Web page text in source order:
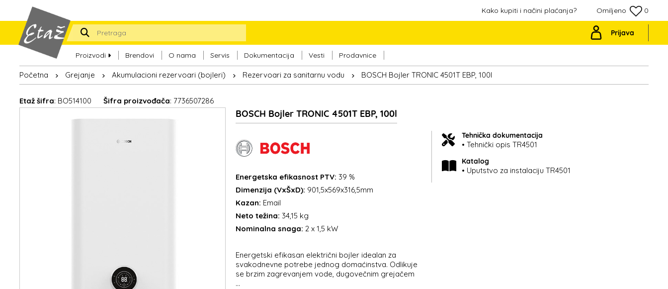
Omiljeno 0
Kako kupiti i načini plaćanja?
Prijava
Proizvodi Brendovi O nama Servis Dokumentacija Vesti Prodavnice
Početna Grejanje Akumulacioni rezervoari (bojleri) Rezervoari za sanitarnu vodu BOSCH Bojler TRONIC 4501T EBP, 100l
Etaž šifra: BO514100 Šifra proizvođača: 7736507286
BOSCH Bojler TRONIC 4501T EBP, 100l
Energetska efikasnost PTV: 39 %
Dimenzija (VxŠxD): 901,5x569x316,5mm
Kazan: Email
Neto težina: 34,15 kg
Nominalna snaga: 2 x 1,5 kW
Energetski efikasan električni bojler idealan za
svakodnevne potrebe jednog domaćinstva. Odlikuje
se brzim zagrevanjem vode, dugovečnim grejačem
...
Tehnička dokumentacija
• Tehnički opis TR4501
Katalog
• Uputstvo za instalaciju TR4501